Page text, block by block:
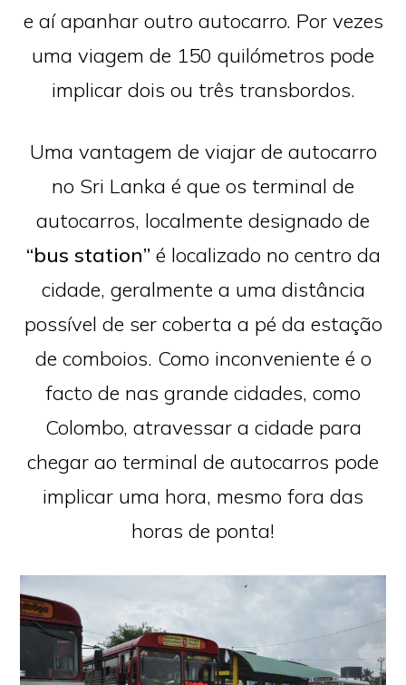
e aí apanhar outro autocarro. Por vezes
uma viagem de 150 quilómetros pode
implicar dois ou três transbordos.
Uma vantagem de viajar de autocarro
no Sri Lanka é que os terminal de
autocarros, localmente designado de
“bus station” é localizado no centro da
cidade, geralmente a uma distância
possível de ser coberta a pé da estação
de comboios. Como inconveniente é o
facto de nas grande cidades, como
Colombo, atravessar a cidade para
chegar ao terminal de autocarros pode
implicar uma hora, mesmo fora das
horas de ponta!